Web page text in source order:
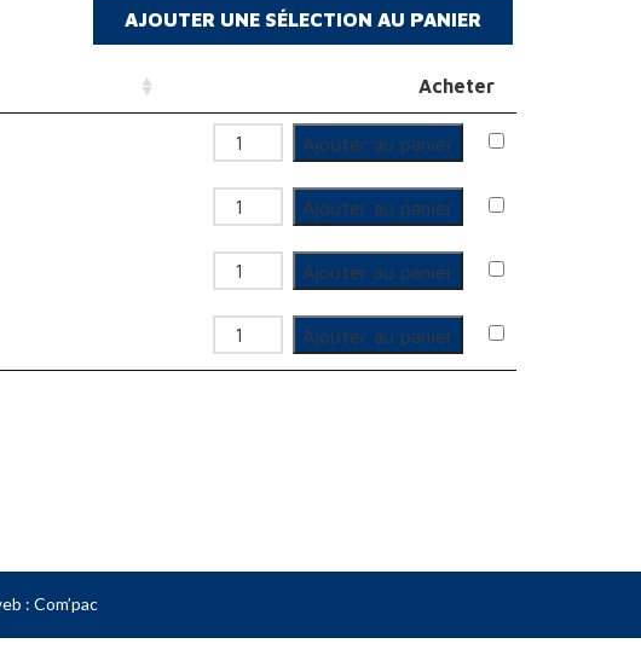
Acheter
quantité de GCU coudé femelle
Ajouter au panier
quantité de GCU coudé femelle
Ajouter au panier
quantité de GCU coudé femelle
Ajouter au panier
quantité de GCU coudé femelle
Ajouter au panier
: Com’pac